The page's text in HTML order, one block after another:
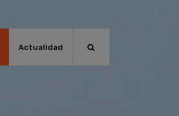
Actualidad